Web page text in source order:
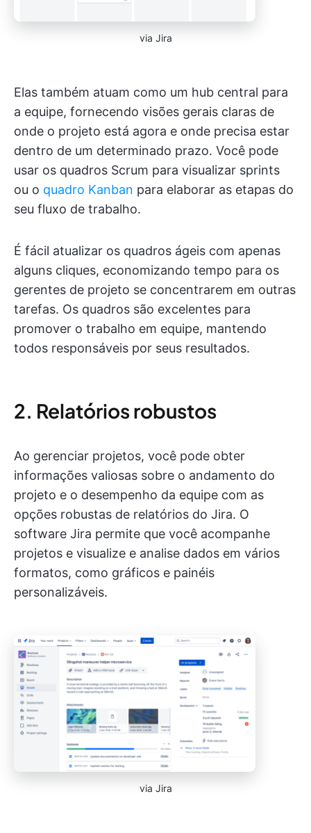
via Jira
Elas também atuam como um hub central para
a equipe, fornecendo visões gerais claras de
onde o projeto está agora e onde precisa estar
dentro de um determinado prazo. Você pode
usar os quadros Scrum para visualizar sprints
ou o quadro Kanban para elaborar as etapas do
seu fluxo de trabalho.
É fácil atualizar os quadros ágeis com apenas
alguns cliques, economizando tempo para os
gerentes de projeto se concentrarem em outras
tarefas. Os quadros são excelentes para
promover o trabalho em equipe, mantendo
todos responsáveis por seus resultados.
2. Relatórios robustos
Ao gerenciar projetos, você pode obter
informações valiosas sobre o andamento do
projeto e o desempenho da equipe com as
opções robustas de relatórios do Jira. O
software Jira permite que você acompanhe
projetos e visualize e analise dados em vários
formatos, como gráficos e painéis
personalizáveis.
via Jira